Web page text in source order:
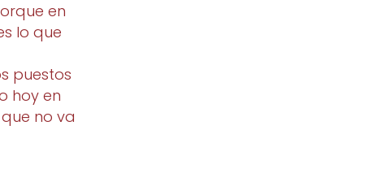
en
lo que
puestos
hoy en
no va